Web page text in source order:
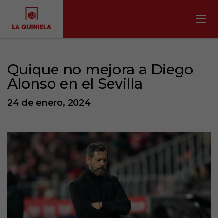
Quique no mejora a Diego
Alonso en el Sevilla
24 de enero, 2024